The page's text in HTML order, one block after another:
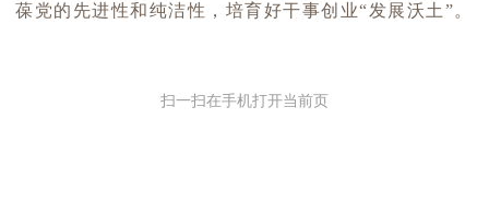
葆党的先进性和纯洁性，培育好干事创业“发展沃土”。
扫一扫在手机打开当前页